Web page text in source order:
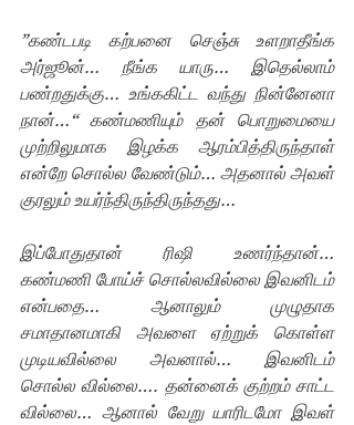
”கண்டபடி கற்பனை செஞ்சு உளறாதீங்க
அர்ஜூன்… நீங்க யாரு… இதெல்லாம்
பண்றதுக்கு… உங்ககிட்ட வந்து நின்னேனா
நான்…“ கண்மணியும் தன் பொறுமையை
முற்றிலுமாக இழக்க ஆரம்பித்திருந்தாள்
என்றே சொல்ல வேண்டும்… அதனால் அவள்
குரலும் உயர்ந்திருந்திருந்தது…
இப்போதுதான் ரிஷி உணர்ந்தான்…
கண்மணி போய்ச் சொல்லவில்லை இவனிடம்
என்பதை… ஆனாலும் முழுதாக
சமாதானமாகி அவளை ஏற்றுக் கொள்ள
முடியவில்லை அவனால்… இவனிடம்
சொல்ல வில்லை…. தன்னைக் குற்றம் சாட்ட
வில்லை… ஆனால் வேறு யாரிடமோ இவள்